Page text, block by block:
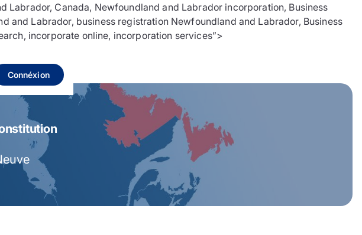
Labrador, Canada, Newfoundland and Labrador incorporation, Business
Labrador, business registration Newfoundland and Labrador, Business
incorporate online, incorporation services”>
Connéxion